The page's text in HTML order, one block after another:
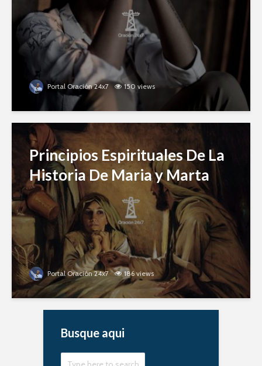
Portal Oración 24x7 150 views
Principios Espirituales De La
Historia De Maria y Marta
Portal Oración 24x7 186 views
Busque aqui